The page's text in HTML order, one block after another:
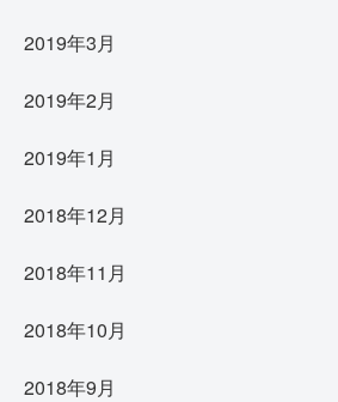
2019年3月
2019年2月
2019年1月
2018年12月
2018年11月
2018年10月
2018年9月